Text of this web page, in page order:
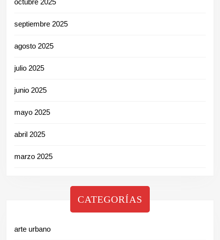
septiembre 2025
agosto 2025
julio 2025
junio 2025
mayo 2025
abril 2025
marzo 2025
CATEGORÍAS
arte urbano